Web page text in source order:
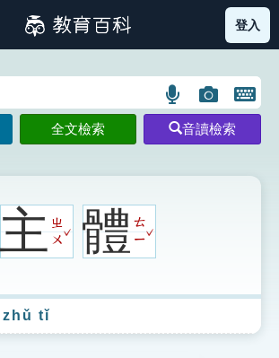
筆畫索引圖示 部首索引表圖示
登入
語
言
搜
圖
片
搜
開
鍵
圖
全文檢索 音讀檢索
主ㄓ
ㄨ
ˇ體ㄊ
ㄧ
ˇ
zhǔ tǐ